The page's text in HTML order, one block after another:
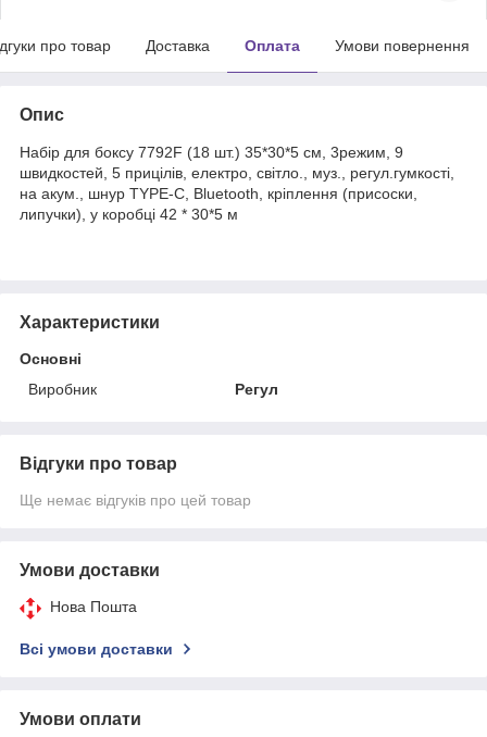
про товар Доставка Оплата Умови повернення
Опис
Набір для боксу 7792F (18 шт.) 35*30*5 см, 3режим, 9
швидкостей, 5 прицілів, електро, світло., муз., регул.гумкості,
на акум., шнур TYPE-С, Bluetooth, кріплення (присоски,
липучки), у коробці 42 * 30*5 м
Характеристики
Основні
Виробник
Регул
Відгуки про товар
Ще немає відгуків про цей товар
Умови доставки
Нова Пошта
Всі умови доставки
Умови оплати